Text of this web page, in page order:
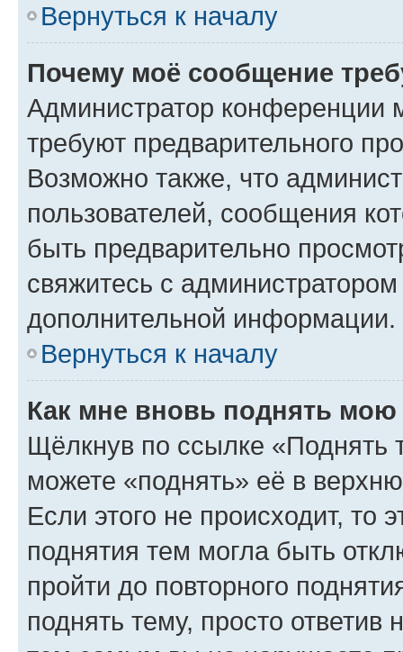
Вернуться к началу
Почему моё сообщение
Администратор конференции
требуют предварительного
Возможно также, что
пользователей, сообщения
быть предварительно
свяжитесь с
дополнительной информации.
Вернуться к началу
Как мне вновь поднять мою
Щёлкнув по ссылке «Поднять
можете «поднять» её в
Если этого не происходит, то
поднятия тем могла быть
пройти до повторного
поднять тему, просто ответив